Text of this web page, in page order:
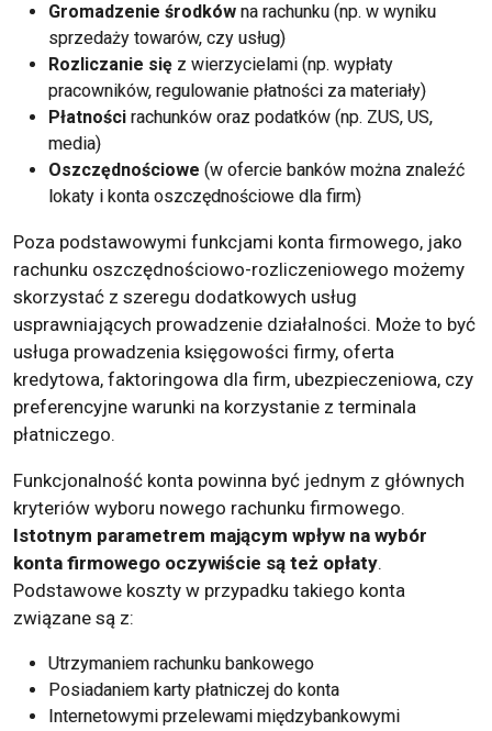
Gromadzenie środków na rachunku (np. w wyniku
sprzedaży towarów, czy usług)
Rozliczanie się z wierzycielami (np. wypłaty
pracowników, regulowanie płatności za materiały)
Płatności rachunków oraz podatków (np. ZUS, US,
media)
Oszczędnościowe (w ofercie banków można znaleźć
lokaty i konta oszczędnościowe dla firm)
Poza podstawowymi funkcjami konta firmowego, jako
rachunku oszczędnościowo-rozliczeniowego możemy
skorzystać z szeregu dodatkowych usług
usprawniających prowadzenie działalności. Może to być
usługa prowadzenia księgowości firmy, oferta
kredytowa, faktoringowa dla firm, ubezpieczeniowa, czy
preferencyjne warunki na korzystanie z terminala
płatniczego.
Funkcjonalność konta powinna być jednym z głównych
kryteriów wyboru nowego rachunku firmowego.
Istotnym parametrem mającym wpływ na wybór
konta firmowego oczywiście są też opłaty.
Podstawowe koszty w przypadku takiego konta
związane są z:
Utrzymaniem rachunku bankowego
Posiadaniem karty płatniczej do konta
Internetowymi przelewami międzybankowymi